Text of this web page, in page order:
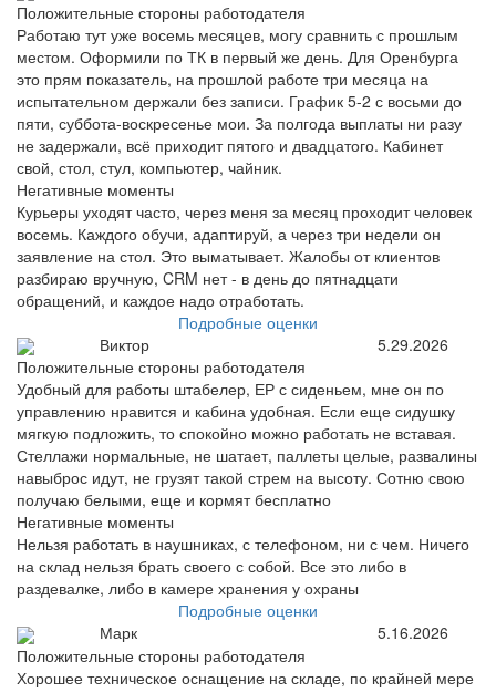
Положительные стороны работодателя
Работаю тут уже восемь месяцев, могу сравнить с прошлым
местом. Оформили по ТК в первый же день. Для Оренбурга
это прям показатель, на прошлой работе три месяца на
испытательном держали без записи. График 5-2 с восьми до
пяти, суббота-воскресенье мои. За полгода выплаты ни разу
не задержали, всё приходит пятого и двадцатого. Кабинет
свой, стол, стул, компьютер, чайник.
Негативные моменты
Курьеры уходят часто, через меня за месяц проходит человек
восемь. Каждого обучи, адаптируй, а через три недели он
заявление на стол. Это выматывает. Жалобы от клиентов
разбираю вручную, CRM нет - в день до пятнадцати
обращений, и каждое надо отработать.
Подробные оценки
Виктор
5.29.2026
Положительные стороны работодателя
Удобный для работы штабелер, ЕР с сиденьем, мне он по
управлению нравится и кабина удобная. Если еще сидушку
мягкую подложить, то спокойно можно работать не вставая.
Стеллажи нормальные, не шатает, паллеты целые, развалины
навыброс идут, не грузят такой стрем на высоту. Сотню свою
получаю белыми, еще и кормят бесплатно
Негативные моменты
Нельзя работать в наушниках, с телефоном, ни с чем. Ничего
на склад нельзя брать своего с собой. Все это либо в
раздевалке, либо в камере хранения у охраны
Подробные оценки
Марк
5.16.2026
Положительные стороны работодателя
Хорошее техническое оснащение на складе, по крайней мере